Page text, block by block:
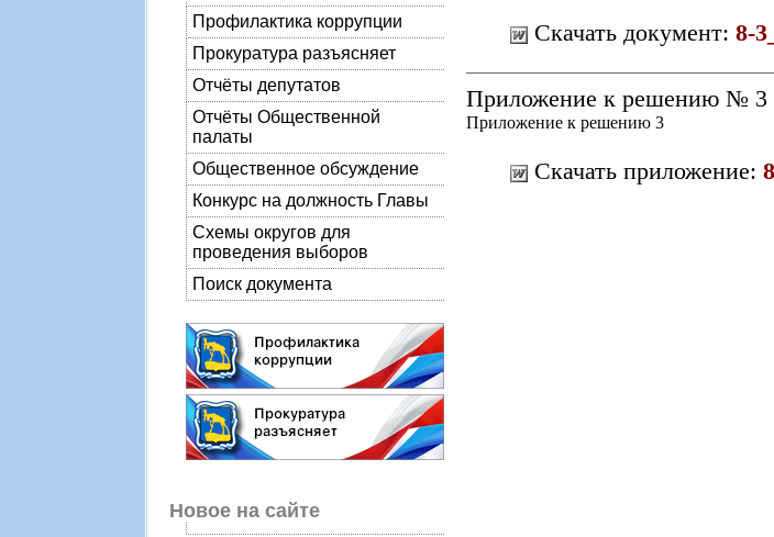
Профилактика коррупции
Прокуратура разъясняет
Отчёты депутатов
Отчёты Общественной
палаты
Общественное обсуждение
Конкурс на должность Главы
Схемы округов для
проведения выборов
Поиск документа
Новое на сайте
Скачать документ: 8-
Приложение к решению № 3
Приложение к решению 3
Скачать приложение: